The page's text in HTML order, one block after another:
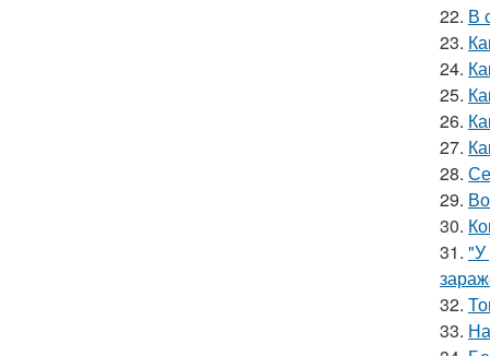
22. В
23.
24.
25.
26.
27.
28.
29.
30.
31. "У
32.
33.